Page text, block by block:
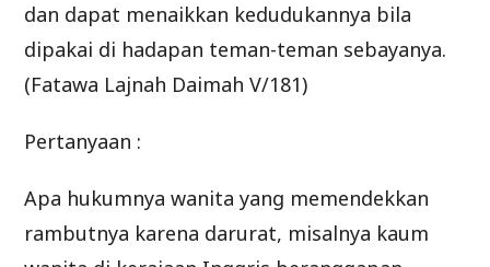
dan dapat menaikkan kedudukannya bila
dipakai di hadapan teman-teman sebayanya.
(Fatawa Lajnah Daimah V/181)
Pertanyaan :
Apa hukumnya wanita yang memendekkan
rambutnya karena darurat, misalnya kaum